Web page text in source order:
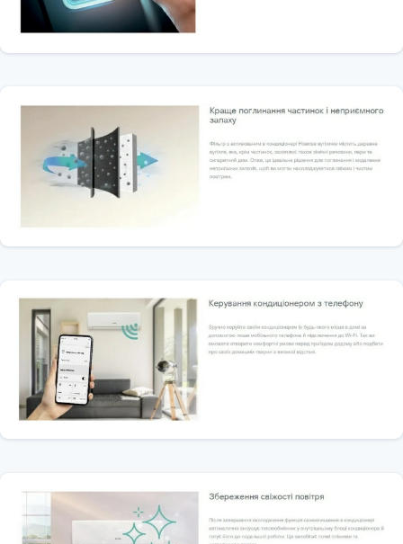
🌬️ Режим «Турбо» для швидкого охолодження
🧪 Фільтр 4 в 1 (вітамін C, катехін, іони срібла, HEPA з активним